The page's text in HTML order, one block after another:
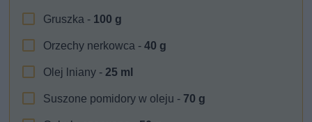
Gruszka - 100 g
Orzechy nerkowca -40 g
Olej lniany -25 ml
Suszone pomidory w oleju - 70 g